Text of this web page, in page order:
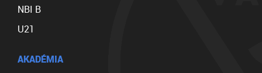
NBI B
U21
AKADÉMIA